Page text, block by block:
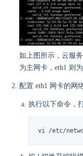
如上图所示，云服
为主网卡，eth1 则为
配置 eth1 网卡的网
执行以下命令，
vi /etc/